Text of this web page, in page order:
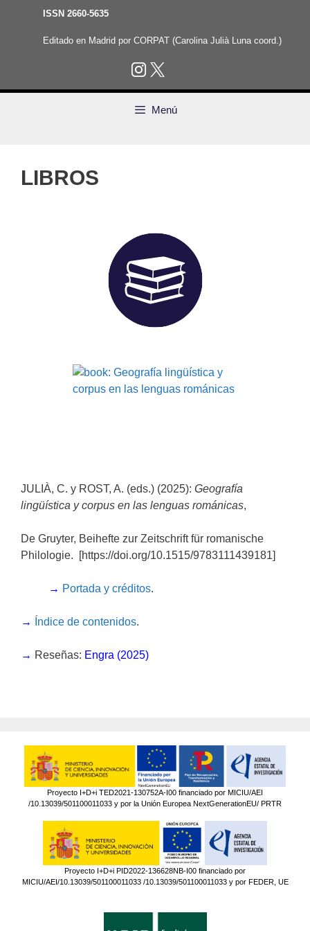
contenido
ISSN 2660-5635
Editado en Madrid por CORPAT (Carolina Julià Luna coord.)
Menú
LIBROS
JULIÀ, C. y ROST, A. (eds.) (2025): Geografía
lingüística y corpus en las lenguas románicas,
De Gruyter, Beihefte zur Zeitschrift für romanische
Philologie. [https://doi.org/10.1515/9783111439181]
→ Portada y créditos.
→ Índice de contenidos.
→ Reseñas: Engra (2025)
Proyecto I+D+i TED2021-130752A-I00 financiado por MICIU/AEI
/10.13039/501100011033 y por la Unión Europea NextGenerationEU/ PRTR
Proyecto I+D+i PID2022-136628NB-I00 financiado por
MICIU/AEI/10.13039/501100011033 /10.13039/501100011033 y por FEDER, UE